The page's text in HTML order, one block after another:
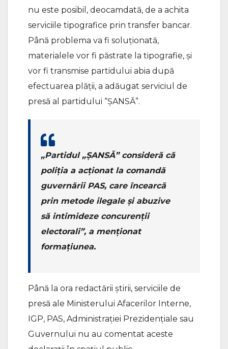
nu este posibil, deocamdată, de a achita
serviciile tipografice prin transfer bancar.
Până problema va fi soluționată,
materialele vor fi păstrate la tipografie, și
vor fi transmise partidului abia după
efectuarea plății, a adăugat serviciul de
presă al partidului “ȘANSĂ”.
„Partidul „ȘANSĂ” consideră că
poliția a acționat la comandă
guvernării PAS, care încearcă
prin metode ilegale și abuzive
să intimideze concurenții
electorali”, a menționat
formațiunea.
Până la ora redactării știrii, serviciile de
presă ale Ministerului Afacerilor Interne,
IGP, PAS, Administrației Prezidențiale sau
Guvernului nu au comentat aceste